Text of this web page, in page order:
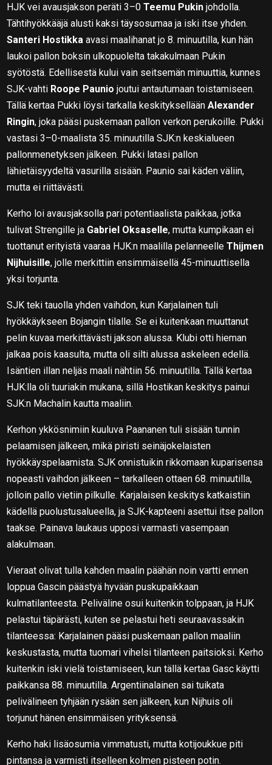
HJK vei avausjakson peräti 3–0Teemu Pukinjohdolla.
Tähtihyökkääjä alusti kaksi täysosumaa ja iski itse yhden.
Santeri Hostikka avasi maalihanat jo 8. minuutilla, kun hän
laukoi pallon boksin ulkopuolelta takakulmaan Pukin
syötöstä. Edellisestä kului vain seitsemän minuuttia, kunnes
SJK-vahti Roope Paunio joutui antautumaan toistamiseen.
Tällä kertaa Pukki löysi tarkalla keskitykselläänAlexander
Ringin, joka pääsi puskemaan pallon verkon perukoille. Pukki
vastasi 3–0-maalista 35. minuutilla SJK:n keskialueen
pallonmenetyksen jälkeen. Pukki latasi pallon
lähietäisyydeltä vasurilla sisään. Paunio sai käden väliin,
mutta ei riittävästi.
Kerho loi avausjaksolla pari potentiaalista paikkaa, jotka
tulivat Strengille ja Gabriel Oksaselle, mutta kumpikaan ei
tuottanut erityistä vaaraa HJK:n maalilla pelanneelleThijmen
Nijhuisille, jolle merkittiin ensimmäisellä 45-minuuttisella
yksi torjunta.
SJK teki tauolla yhden vaihdon, kun Karjalainen tuli
hyökkäykseen Bojangin tilalle. Se ei kuitenkaan muuttanut
pelin kuvaa merkittävästi jakson alussa. Klubi otti hieman
jalkaa pois kaasulta, mutta oli silti alussa askeleen edellä.
Isäntien illan neljäs maali nähtiin 56. minuutilla. Tällä kertaa
HJK:lla oli tuuriakin mukana, sillä Hostikan keskitys painui
SJK:n Machalin kautta maaliin.
Kerhon ykkösnimiin kuuluva Paananen tuli sisään tunnin
pelaamisen jälkeen, mikä piristi seinäjokelaisten
hyökkäyspelaamista. SJK onnistuikin rikkomaan kuparisensa
nopeasti vaihdon jälkeen – tarkalleen ottaen 68. minuutilla,
jolloin pallo vietiin pilkulle. Karjalaisen keskitys katkaistiin
kädellä puolustusalueella, ja SJK-kapteeni asettui itse pallon
taakse. Painava laukaus upposi varmasti vasempaan
alakulmaan.
Vieraat olivat tulla kahden maalin päähän noin vartti ennen
loppua Gascin päästyä hyvään puskupaikkaan
kulmatilanteesta. Peliväline osui kuitenkin tolppaan, ja HJK
pelastui täpärästi, kuten se pelastui heti seuraavassakin
tilanteessa: Karjalainen pääsi puskemaan pallon maaliin
keskustasta, mutta tuomari vihelsi tilanteen paitsioksi. Kerho
kuitenkin iski vielä toistamiseen, kun tällä kertaa Gasc käytti
paikkansa 88. minuutilla. Argentiinalainen sai tuikata
pelivälineen tyhjään rysään sen jälkeen, kun Nijhuis oli
torjunut hänen ensimmäisen yrityksensä.
Kerho haki lisäosumia vimmatusti, mutta kotijoukkue piti
pintansa ja varmisti itselleen kolmen pisteen potin.